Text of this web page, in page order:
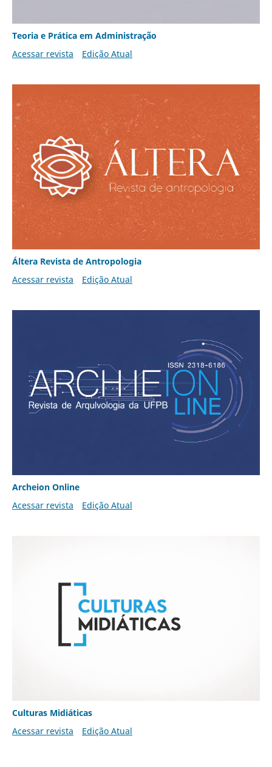
Teoria e Prática em Administração
Acessar revista
Edição Atual
Áltera Revista de Antropologia
Acessar revista
Edição Atual
Archeion Online
Acessar revista
Edição Atual
Culturas Midiáticas
Acessar revista
Edição Atual